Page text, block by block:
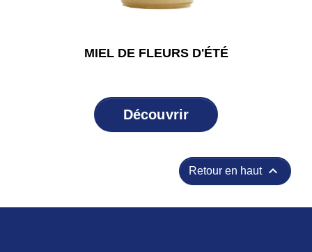
MIEL DE FLEURS D'ÉTÉ
Découvrir
Retour en haut 